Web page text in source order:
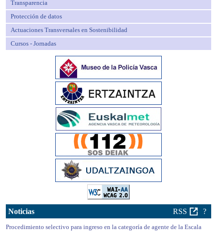
Transparencia
Protección de datos
Actuaciones Transversales en Sostenibilidad
Cursos - Jornadas
Noticias RSS ?
Procedimiento selectivo para ingreso en la categoría de agente de la Escala